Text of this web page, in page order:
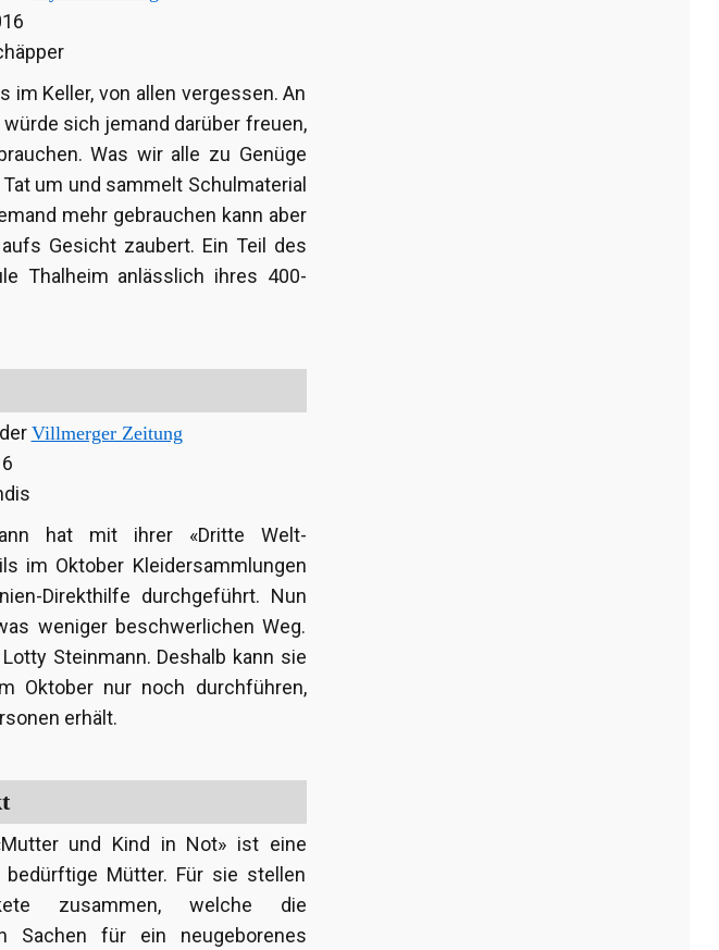
im Keller, von allen vergessen. An
würde sich jemand darüber freuen,
Was wir alle zu Genüge
um und sammelt Schulmaterial
mehr gebrauchen kann aber
Gesicht zaubert. Ein Teil des
Thalheim anlässlich ihres 400-
Villmerger Zeitung
hat mit ihrer «Dritte Welt-
im Oktober Kleidersammlungen
Direkthilfe durchgeführt. Nun
weniger beschwerlichen Weg.
Steinmann. Deshalb kann sie
Oktober nur noch durchführen,
erhält.
und Kind in Not» ist eine
Mütter. Für sie stellen
zusammen, welche die
Sachen für ein neugeborenes